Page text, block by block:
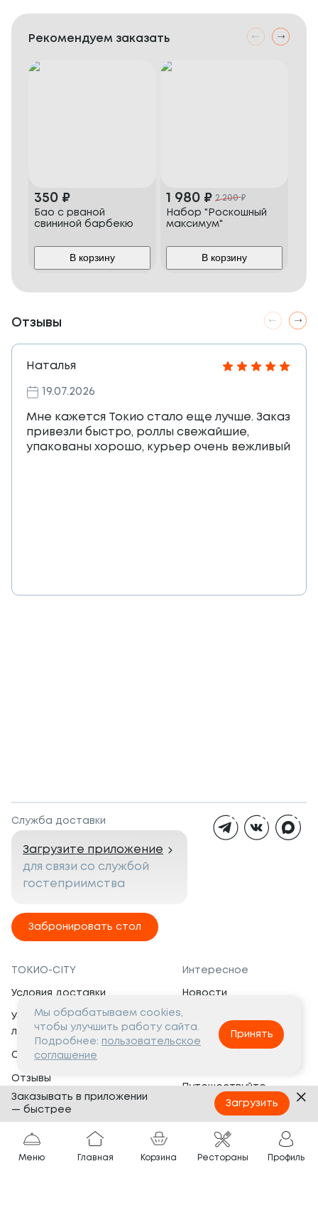
Рекомендуем заказать
350 ₽
Бао с рваной
свининой барбекю
В корзину
1 980 ₽ 2 200₽
Набор "Роскошный
максимум"
В корзину
Отзывы
Наталья
19.07.2026
Мне кажется Токио стало еще лучше. Заказ
привезли быстро, роллы свежайшие,
упакованы хорошо, курьер очень вежливый
Служба доставки
Загрузите приложение
для связи со службой
гостеприимства
Забронировать стол
ТОКИО-CITY
Условия доставки
Условия программы
лояльности
Сертификаты
Отзывы
Банкеты
Вопросы и ответы
Интересное
Новости
Вакансии
Социальная жизнь
Путешествуйте
с ТОКИО-CITY
Партнёрам
Франшиза
Меню Главная Корзина Рестораны Профиль
Мы обрабатываем cookies,
чтобы улучшить работу сайта.
Подробнее: пользовательское
соглашение
Принять
Заказывать в приложении
— быстрее
Загрузить